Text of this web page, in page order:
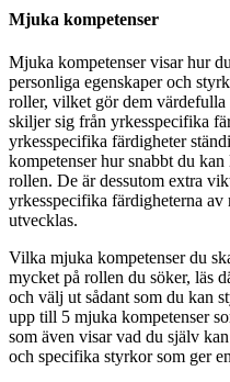
Mjuka kompetenser
Mjuka kompetenser visar hur
personliga egenskaper och
roller, vilket gör dem värdefulla
skiljer sig från yrkesspecifika
yrkesspecifika färdigheter
kompetenser hur snabbt du
rollen. De är dessutom extra
yrkesspecifika färdigheterna
utvecklas.
Vilka mjuka kompetenser du
mycket på rollen du söker, läs
och välj ut sådant som du kan
upp till 5 mjuka kompetenser
som även visar vad du själv
och specifika styrkor som ger